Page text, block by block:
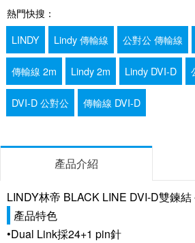
熱門快搜：
LINDY
Lindy 傳輸線 公對公 傳輸線
傳輸線 2m Lindy 2m Lindy DVI-D
DVI-D 公對公 傳輸線 DVI-D
產品介紹
LINDY林帝 BLACK LINE DVI-D雙鍊
產品特色
•Dual Link採24+1 pin針